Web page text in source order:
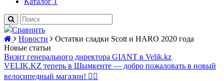
Сравнить
Новости
Остатки сладки Scott и HARO 2020 года
Новые статьи
Визит генерального директора GIANT в Velik.kz
VELIK.KZ теперь в Шымкенте — добро пожаловать в новый
велосипедный магазин! 🚴‍♂️